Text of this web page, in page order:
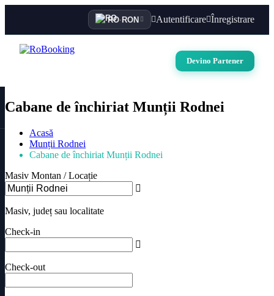
RO·RON Autentificare Înregistrare
Devino Partener
Cabane de închiriat Munții Rodnei
Acasă
Munții Rodnei
Cabane de închiriat Munții Rodnei
Masiv Montan / Locație
Masiv, județ sau localitate
Check-in
Check-out